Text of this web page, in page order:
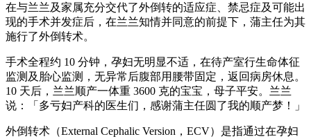
在与兰兰及家属充分交代了外倒转的适应症、禁忌症及可能出
现的手术并发症后，在兰兰知情并同意的前提下，蒲主任为其
施行了外倒转术。
手术全程约 10 分钟，孕妇无明显不适，在待产室行生命体征
监测及胎心监测，无异常后腹部用腰带固定，返回病房休息。
10 天后，兰兰顺产一体重 3600 克的宝宝，母子平安。兰兰
说：「多亏妇产科的医生们，感谢蒲主任圆了我的顺产梦！」
外倒转术（External Cephalic Version，ECV）是指通过在孕妇